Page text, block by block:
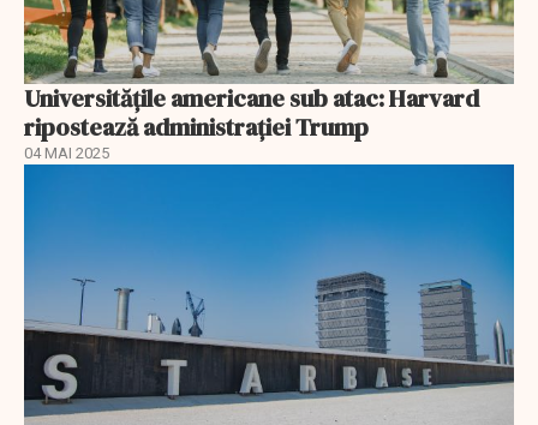
Universitățile americane sub atac: Harvard
ripostează administrației Trump
04 MAI 2025